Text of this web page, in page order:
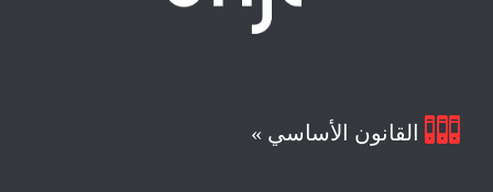
 القانون الأساسي »